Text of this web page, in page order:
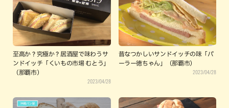
至高か？究極か？居酒屋で味わうサ
ンドイッチ「くいもの市場 むとう」
（那覇市）
2023/04/28
昔なつかしいサンドイッチの味「パ
ーラー徳ちゃん」（那覇市）
2023/04/28